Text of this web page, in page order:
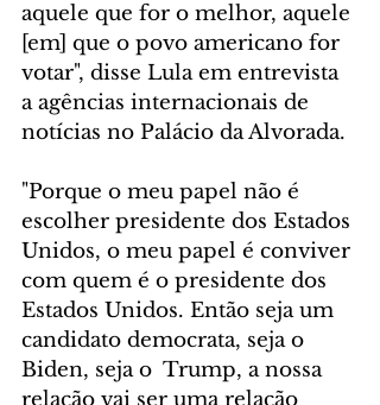
aquele que for o melhor, aquele
[em] que o povo americano for
votar", disse Lula em entrevista
a agências internacionais de
notícias no Palácio da Alvorada.
"Porque o meu papel não é
escolher presidente dos Estados
Unidos, o meu papel é conviver
com quem é o presidente dos
Estados Unidos. Então seja um
candidato democrata, seja o
Biden, seja o  Trump, a nossa